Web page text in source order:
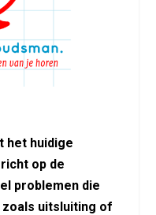
het huidige
op de
problemen die
uitsluiting of